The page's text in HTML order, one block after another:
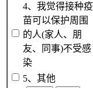
4、我觉得接种疫
苗可以保护周围
的人(家人、朋
友、同事)不受感
染
5、其他